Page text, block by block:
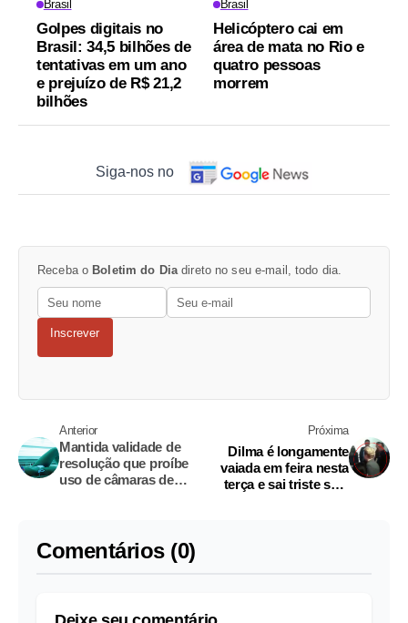
Brasil
Golpes digitais no
Brasil: 34,5 bilhões de
tentativas em um ano
e prejuízo de R$ 21,2
bilhões
Brasil
Helicóptero cai em
área de mata no Rio e
quatro pessoas
morrem
Siga-nos no
Receba o Boletim do Dia direto no seu e-mail, todo dia.
Inscrever
Anterior
Mantida validade de
resolução que proíbe
uso de câmaras de
Próxima
Dilma é longamente
vaiada em feira nesta
terça e sai triste sem
Comentários (0)